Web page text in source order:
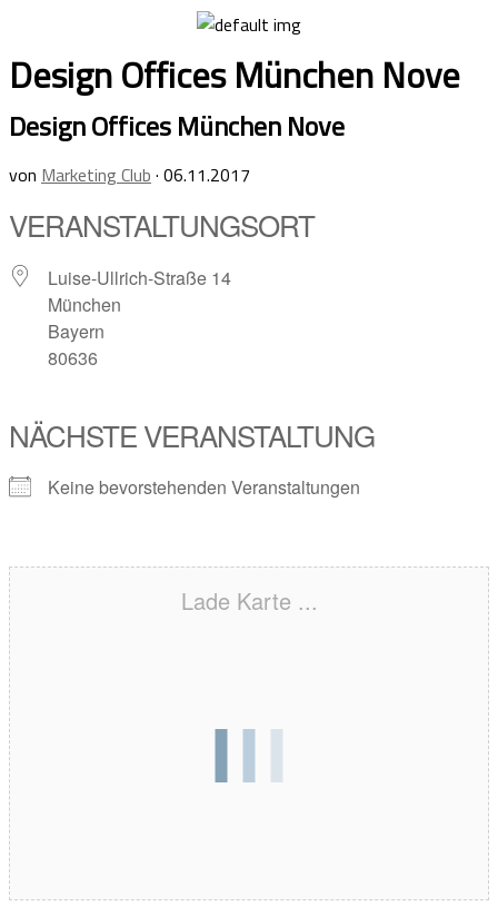
content
Design Offices München Nove
Design Offices München Nove
von Marketing Club · 06.11.2017
VERANSTALTUNGSORT
Luise-Ullrich-Straße 14
München
Bayern
80636
NÄCHSTE VERANSTALTUNG
Keine bevorstehenden Veranstaltungen
Lade Karte ...